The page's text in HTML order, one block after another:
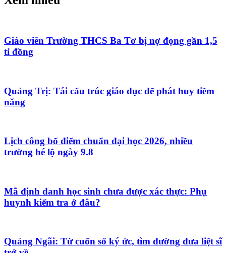
Giáo viên Trường THCS Ba Tơ bị nợ đọng gần 1,5
tỉ đồng
Quảng Trị: Tái cấu trúc giáo dục để phát huy tiềm
năng
Lịch công bố điểm chuẩn đại học 2026, nhiều
trường hé lộ ngày 9.8
Mã định danh học sinh chưa được xác thực: Phụ
huynh kiểm tra ở đâu?
Quảng Ngãi: Từ cuốn sổ ký ức, tìm đường đưa liệt sĩ